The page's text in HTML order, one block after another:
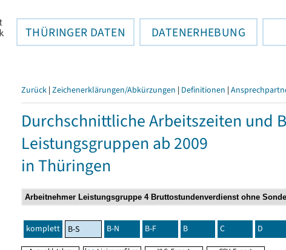
THÜRINGER DATEN DATENERHEBUNG
Zurück | Zeichenerklärungen/Abkürzungen | Definitionen |
Durchschnittliche Arbeitszeiten und
Leistungsgruppen ab 2009
in Thüringen
komplett B-S B-N B-F B C D